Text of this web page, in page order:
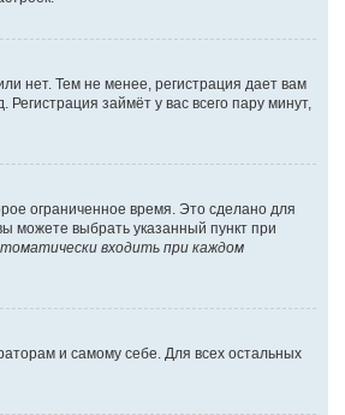
нет. Тем не менее, регистрация дает вам
займёт у вас всего пару минут,
ограниченное время. Это сделано для
можете выбрать указанный пункт при
входить при каждом
и самому себе. Для всех остальных